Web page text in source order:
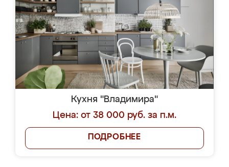
Кухня "Владимира"
Цена: от 38 000 руб. за п.м.
ПОДРОБНЕЕ